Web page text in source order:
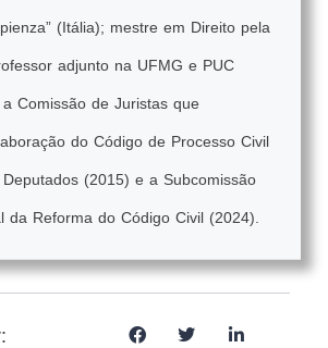
(Itália); mestre em Direito pela
adjunto na UFMG e PUC
Comissão de Juristas que
do Código de Processo Civil
(2015) e a Subcomissão
da Reforma do Código Civil (2024).